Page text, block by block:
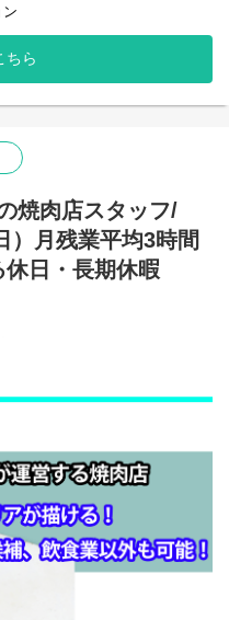
、正社員も、プライベート
があって良いと考えていま
イルにあった働き方をして
ー設置 ・消毒液常時設
期契約）★有給取得OK就労
OK。採用にあたっては労働
イトでも有給休暇が付与さ
ト等もありませんので安心
無し）
望も相談OK
は実務能力的に問題ないと
働けます。
→伝票作成→出荷指示 ＊午
品検品（内容のチェック）
バナー設置、コンテンツ一部
の広告管理
クス・楽天RPP）
ートナーとの連携)
ナウンスが事前に流れま
出荷作業
度は外部コンサル会社に委
放感のあるオフィスで休憩
は2022年に新しく開設した
用休憩スペース（個室ブー
スコンビニ等も設置。服装
有給取得も可能です。オフ
すのでわからない事があっ
ちら
焼肉店スタッフ/
）月残業平均3時間
日・長期休暇